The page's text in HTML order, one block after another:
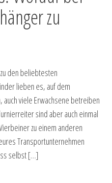
zu
den beliebtesten
lieben es, auf dem
auch viele Erwachsene betreiben
sind aber auch einmal
zu einem anderen
Transportunternehmen
selbst […]